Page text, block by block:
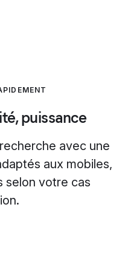
puissance
avec une
aux mobiles,
selon votre cas